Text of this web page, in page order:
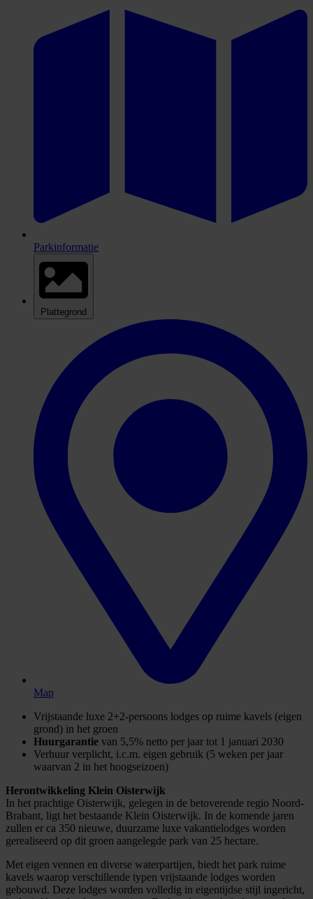
Parkinformatie
Plattegrond
Map
Vrijstaande luxe 2+2-persoons lodges op ruime kavels (eigen
grond) in het groen
Huurgarantie van 5,5% netto per jaar tot 1 januari 2030
Verhuur verplicht, i.c.m. eigen gebruik (5 weken per jaar
waarvan 2 in het hoogseizoen)
Herontwikkeling Klein Oisterwijk
In het prachtige Oisterwijk, gelegen in de betoverende regio Noord-
Brabant, ligt het bestaande Klein Oisterwijk. In de komende jaren
zullen er ca 350 nieuwe, duurzame luxe vakantielodges worden
gerealiseerd op dit groen aangelegde park van 25 hectare.
Met eigen vennen en diverse waterpartijen, biedt het park ruime
kavels waarop verschillende typen vrijstaande lodges worden
gebouwd. Deze lodges worden volledig in eigentijdse stijl ingericht,